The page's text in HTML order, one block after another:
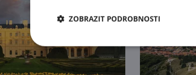
ZOBRAZIT PODROBNOSTI